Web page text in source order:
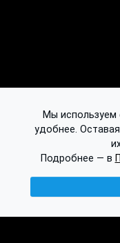
Мы
удобнее.
Подробнее — в